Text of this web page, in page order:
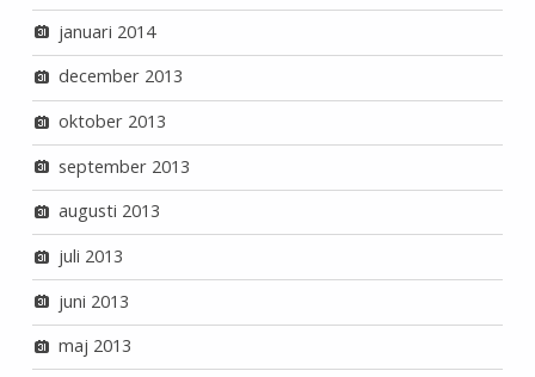
januari 2014
december 2013
oktober 2013
september 2013
augusti 2013
juli 2013
juni 2013
maj 2013